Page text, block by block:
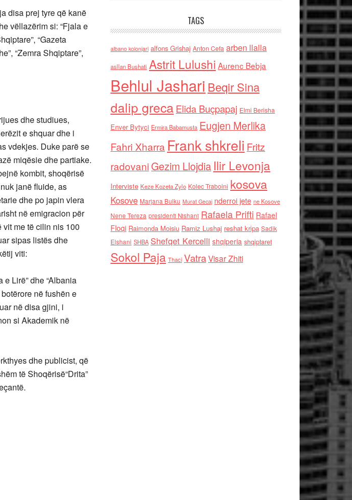
disa prej tyre që kanë
vëllazërim si: “Fjala e
“Gazeta
“Zemra Shqiptare”,
dhe studiues,
e shquar dhe i
vdekjes. Duke parë se
miqësie dhe partiake.
kombit, shoqërisë
janë fluide, as
dhe po japin vlera
në emigracion për
me të cilin nis 100
sipas listës dhe
viti:
Lirë” dhe “Albania
në fushën e
në disa gjini, i
si Akademik në
dhe publicist, që
të Shoqërisë“Drita”
TAGS
albano kolonjari alfons Grishaj Anton Cefa arben llalla
asllan Bushati Astrit Lulushi Aurenc Bebja
Behlul Jashari Beqir Sina
dalip grecaElida Buçpapaj Elmi Berisha
Enver Bytyci Ermira Babamusta Eugjen Merlika
Fahri Xharra Frank shkreli Fritz
radovaniGezim Llojdia Ilir Levonja
Interviste Keze Kozeta Zylo Kolec Traboini kosova
Kosove Marjana Bulku Murat Gecaj nderroi jete ne Kosove
Nene Tereza presidenti Nishani Rafaela Prifti Rafael
Floqi Raimonda Moisiu Ramiz Lushaj reshat kripa Sadik
Elshani SHBA Shefqet Kercelli shqiperia shqiptaret
Sokol Paja Thaci VatraVisar Zhiti